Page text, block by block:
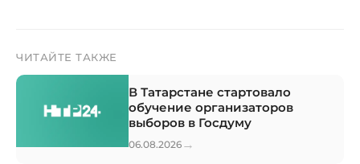
ЧИТАЙТЕ ТАКЖЕ
В Татарстане стартовало
обучение организаторов
выборов в Госдуму
06.08.2026 →